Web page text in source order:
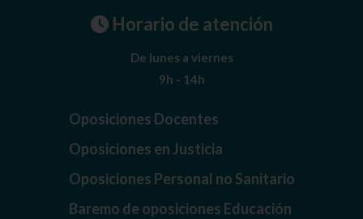
Horario de atención
De lunes a viernes
9h - 14h
Oposiciones Docentes
Oposiciones en Justicia
Oposiciones Personal no Sanitario
Baremo de oposiciones Educación